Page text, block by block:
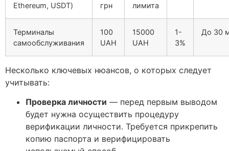
Ethereum, USDT)
грн
лимита
Терминалы
самообслуживания
100
UAH
15000
UAH
1-
3%
До 30
Несколько ключевых нюансов, о которых следует
учитывать:
Проверка личности — перед первым выводом
будет нужна осуществить процедуру
верификации личности. Требуется прикрепить
копию паспорта и верифицировать